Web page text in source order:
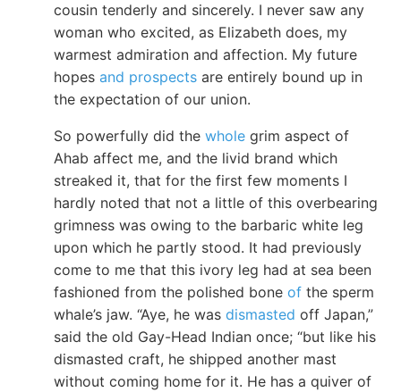
cousin tenderly and sincerely. I never saw any
woman who excited, as Elizabeth does, my
warmest admiration and affection. My future
hopes and prospects are entirely bound up in
the expectation of our union.
So powerfully did the whole grim aspect of
Ahab affect me, and the livid brand which
streaked it, that for the first few moments I
hardly noted that not a little of this overbearing
grimness was owing to the barbaric white leg
upon which he partly stood. It had previously
come to me that this ivory leg had at sea been
fashioned from the polished bone of the sperm
whale’s jaw. “Aye, he was dismasted off Japan,”
said the old Gay-Head Indian once; “but like his
dismasted craft, he shipped another mast
without coming home for it. He has a quiver of